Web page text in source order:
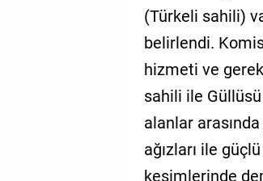
(Türkeli sahili)
belirlendi.
hizmeti ve
sahili ile
alanlar
ağızları ile
kesimlerinde